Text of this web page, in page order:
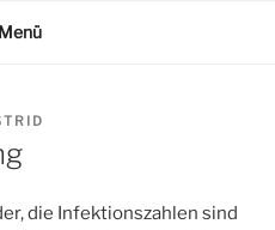
Menü
die Infektionszahlen sind